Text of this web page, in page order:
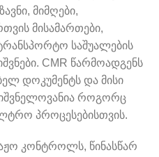
მიმღები,
მისამართები,
საშუალების
CMR წარმოადგენს
დოკუმენტს და მისი
როგორც
პროცესებისთვის.
კონტროლს, წინასწარ